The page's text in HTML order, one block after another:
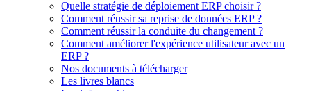
Quelle stratégie de déploiement ERP choisir ?
Comment réussir sa reprise de données ERP ?
Comment réussir la conduite du changement ?
Comment améliorer l'expérience utilisateur avec un
ERP ?
Nos documents à télécharger
Les livres blancs